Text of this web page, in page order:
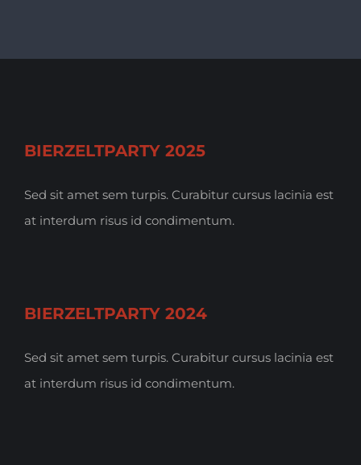
BIERZELTPARTY 2025
Sed sit amet sem turpis. Curabitur cursus lacinia est
at interdum risus id condimentum.
BIERZELTPARTY 2024
Sed sit amet sem turpis. Curabitur cursus lacinia est
at interdum risus id condimentum.